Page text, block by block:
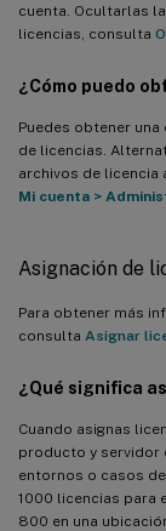
cuenta. Ocultarlas
licencias, consulta
¿Cómo puedo
Puedes obtener
de licencias.
archivos de
Mi cuenta >
Asignación de
Para obtener más
consulta Asignar
¿Qué significa
Cuando asignas
producto y servidor
entornos o casos
1000 licencias para
800 en una